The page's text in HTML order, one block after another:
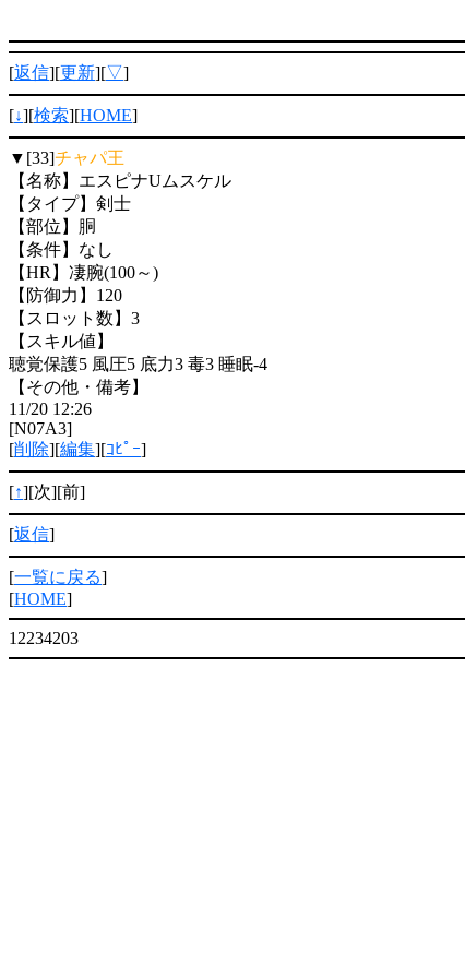
[返信][更新][▽]
[↓][検索][HOME]
▼[33]チャパ王
【名称】エスピナUムスケル
【タイプ】剣士
【部位】胴
【条件】なし
【HR】凄腕(100～)
【防御力】120
【スロット数】3
【スキル値】
聴覚保護5 風圧5 底力3 毒3 睡眠-4
【その他・備考】
11/20 12:26
[N07A3]
[削除][編集][ｺﾋﾟｰ]
[↑][次][前]
[返信]
[一覧に戻る]
[HOME]
12234203